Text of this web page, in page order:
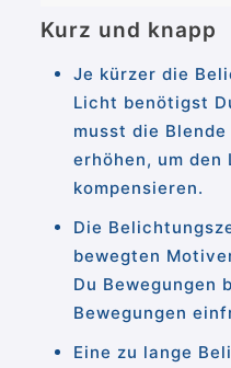
Kurz und knapp
Je kürzer die
Licht benötigst
musst die
erhöhen, um
kompensieren.
Die
bewegten
Du Bewegungen
Bewegungen
Eine zu lange